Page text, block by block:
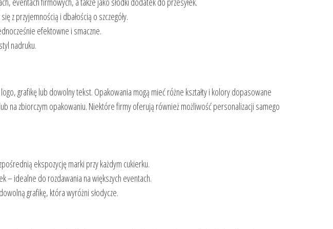
z przyjemnością i dbałością o szczegóły.
efektowne i smaczne.
nadruku.
grafikę lub dowolny tekst. Opakowania mogą mieć różne kształty i kolory dopasowane
na zbiorczym opakowaniu. Niektóre firmy oferują również możliwość personalizacji samego
ekspozycję marki przy każdym cukierku.
– idealne do rozdawania na większych eventach.
grafikę, która wyróżni słodycze.